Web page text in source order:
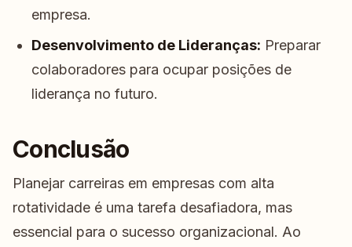
empresa.
Desenvolvimento de Lideranças: Preparar
colaboradores para ocupar posições de
liderança no futuro.
Conclusão
Planejar carreiras em empresas com alta
rotatividade é uma tarefa desafiadora, mas
essencial para o sucesso organizacional. Ao